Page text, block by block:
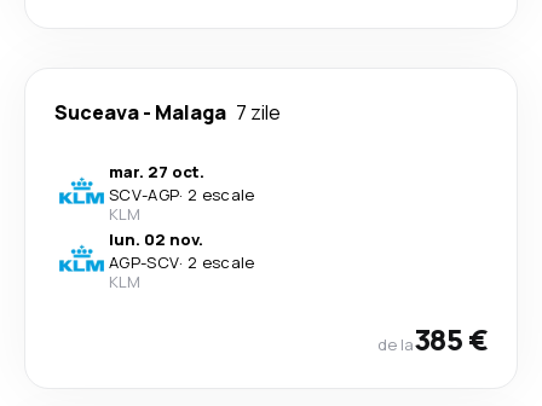
Suceava- Malaga 7 zile
mar. 27 oct.
SCV-AGP· 2 escale
KLM
lun. 02 nov.
AGP-SCV· 2 escale
KLM
de la385 €